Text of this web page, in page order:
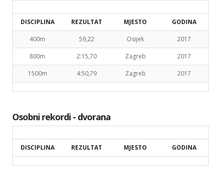
DISCIPLINA REZULTAT MJESTO GODINA
400m 59,22 Osijek 2017
800m 2:15,70 Zagreb 2017
1500m 4:50,79 Zagreb 2017
Osobni rekordi - dvorana
DISCIPLINA REZULTAT MJESTO GODINA